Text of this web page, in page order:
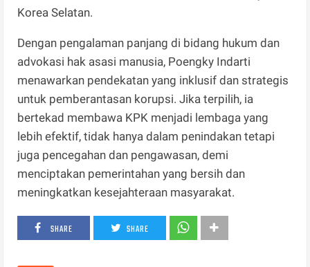
Korea Selatan.
Dengan pengalaman panjang di bidang hukum dan
advokasi hak asasi manusia, Poengky Indarti
menawarkan pendekatan yang inklusif dan strategis
untuk pemberantasan korupsi. Jika terpilih, ia
bertekad membawa KPK menjadi lembaga yang
lebih efektif, tidak hanya dalam penindakan tetapi
juga pencegahan dan pengawasan, demi
menciptakan pemerintahan yang bersih dan
meningkatkan kesejahteraan masyarakat.
SHARE SHARE